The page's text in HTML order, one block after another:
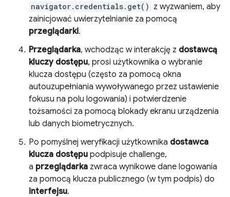
navigator.credentials.get() z wyzwaniem, aby
zainicjować uwierzytelnianie za pomocą
przeglądarki.
Przeglądarka, wchodząc w interakcję z dostawcą
kluczy dostępu, prosi użytkownika o wybranie
klucza dostępu (często za pomocą okna
autouzupełniania wywoływanego przez ustawienie
fokusu na polu logowania) i potwierdzenie
tożsamości za pomocą blokady ekranu urządzenia
lub danych biometrycznych.
Po pomyślnej weryfikacji użytkownika dostawca
klucza dostępu podpisuje challenge,
a przeglądarka zwraca wynikowe dane logowania
za pomocą klucza publicznego (w tym podpis) do
interfejsu.